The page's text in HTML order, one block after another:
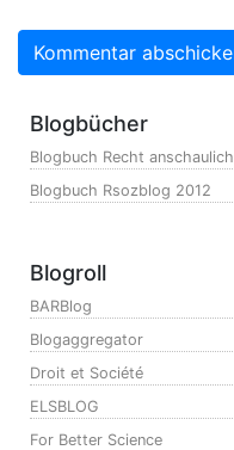
Blogbücher
Blogbuch Recht anschaulich
Blogbuch Rsozblog 2012
Blogroll
BARBlog
Blogaggregator
Droit et Société
ELSBLOG
For Better Science